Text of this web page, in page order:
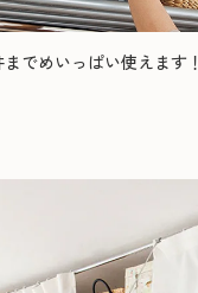
までめいっぱい使えます！